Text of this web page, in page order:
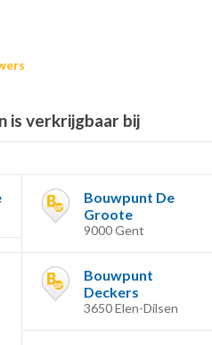
is verkrijgbaar bij
Bouwpunt De
Groote
9000 Gent
Bouwpunt
Deckers
3650 Elen-Dilsen